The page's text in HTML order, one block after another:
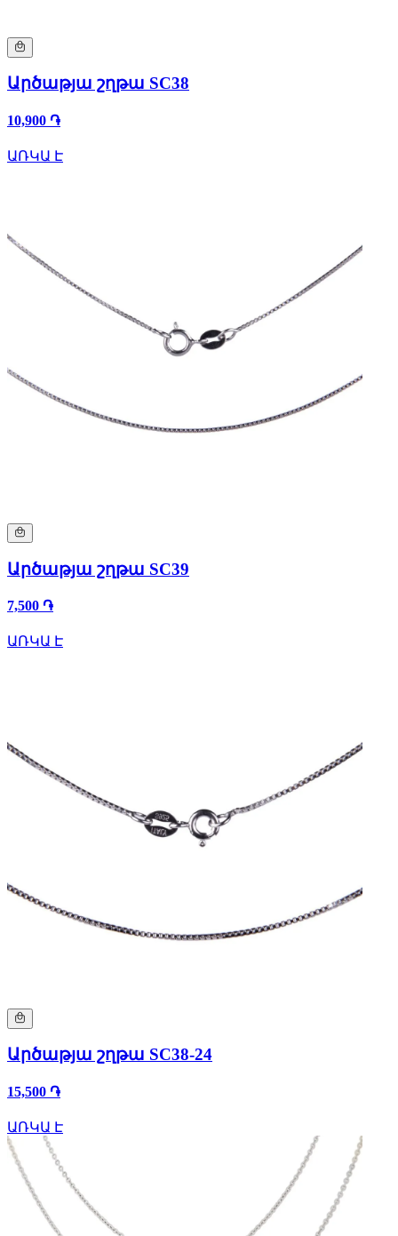
Արծաթյա շղթա SC38
10,900 ֏
ԱՌԿԱ Է
Արծաթյա շղթա SC39
7,500 ֏
ԱՌԿԱ Է
Արծաթյա շղթա SC38-24
15,500 ֏
ԱՌԿԱ Է